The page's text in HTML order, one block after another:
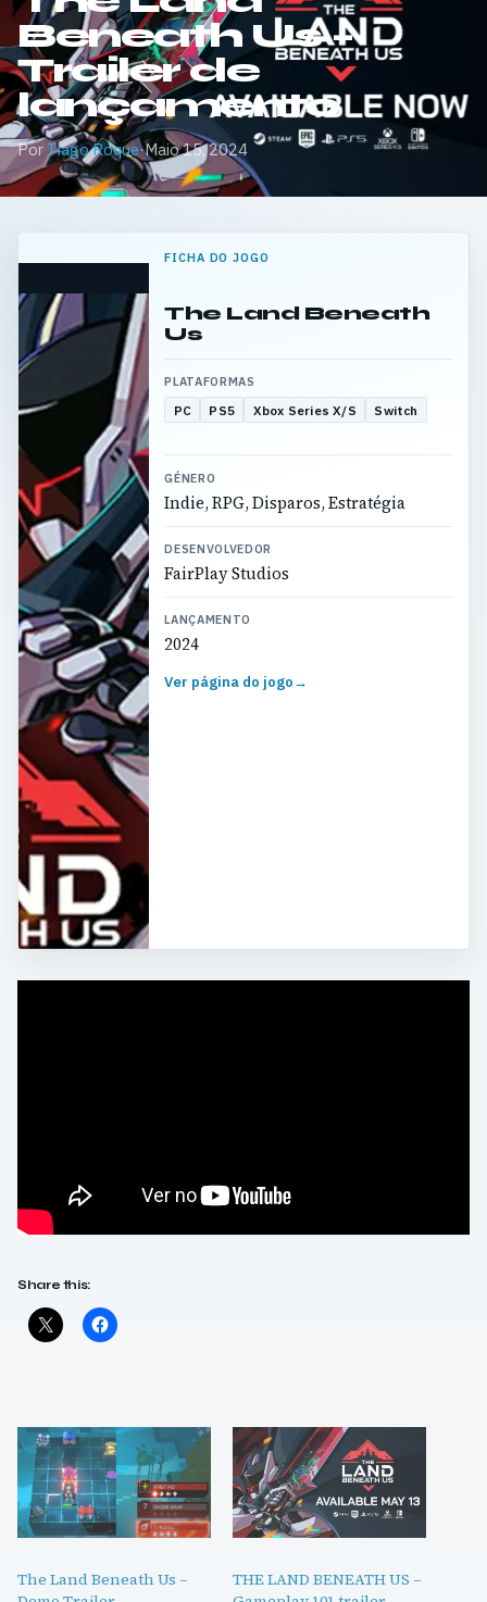
Beneath Us –
Trailer de
lançamento
Por Tiago Roque·Maio 15, 2024
FICHA DO JOGO
The Land Beneath
Us
PLATAFORMAS
PC PS5 Xbox Series X/S Switch
GÉNERO
Indie, RPG, Disparos, Estratégia
DESENVOLVEDOR
FairPlay Studios
LANÇAMENTO
2024
Ver página do jogo→
Share this:
The Land Beneath Us –
THE LAND BENEATH US –